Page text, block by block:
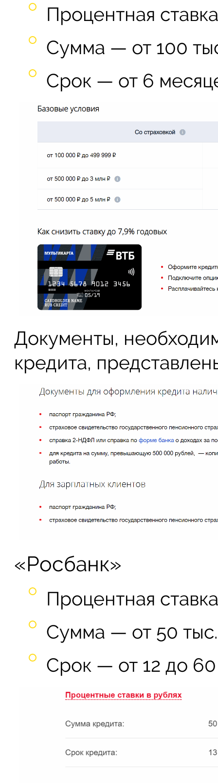
Процентная
Сумма — от 100
Срок — от 6
Документы,
кредита,
«Росбанк»
Процентная
Сумма — от 50
Срок — от 12 до